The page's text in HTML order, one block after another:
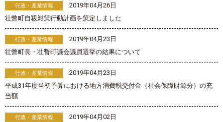
行政・産業情報
2019年04月26日
壮瞥町自殺対策行動計画を策定しました
行政・産業情報
2019年04月23日
壮瞥町長・壮瞥町議会議員選挙の結果について
行政・産業情報
2019年04月23日
平成31年度当初予算における地方消費税交付金（社会保障財源分）の充
当額
行政・産業情報
2019年04月02日